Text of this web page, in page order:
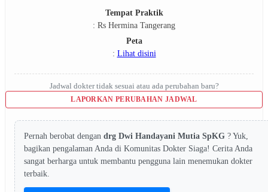
Tempat Praktik
: Rs Hermina Tangerang
Peta
: Lihat disini
Jadwal dokter tidak sesuai atau ada perubahan baru?
LAPORKAN PERUBAHAN JADWAL
Pernah berobat dengan drg Dwi Handayani Mutia SpKG ? Yuk,
bagikan pengalaman Anda di Komunitas Dokter Siaga! Cerita Anda
sangat berharga untuk membantu pengguna lain menemukan dokter
terbaik.